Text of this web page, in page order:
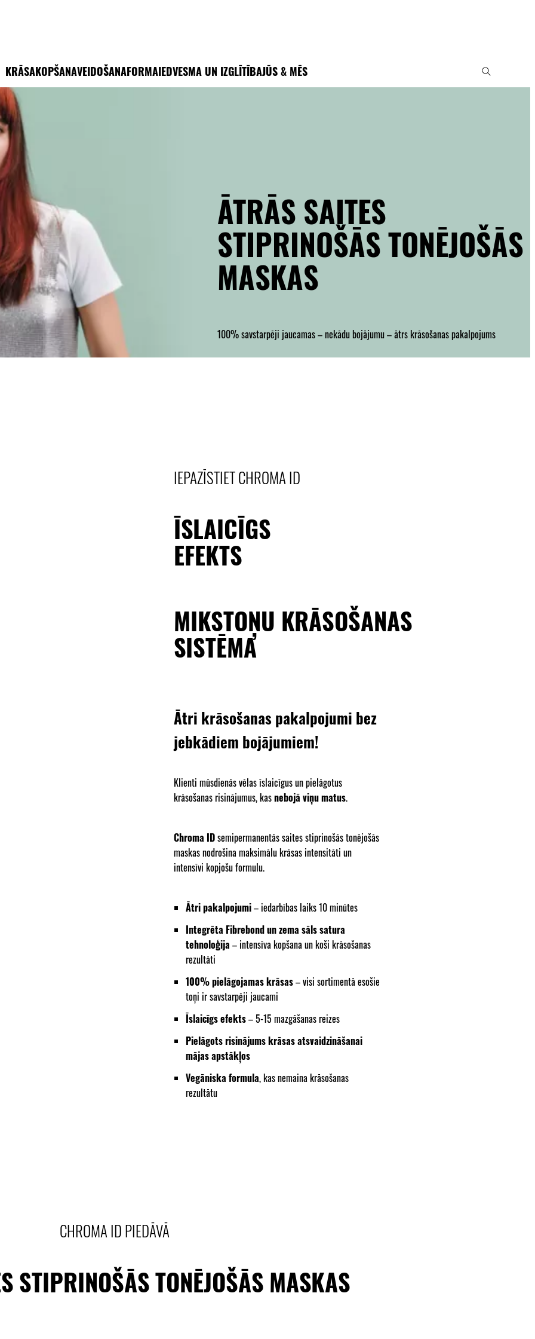
KRĀSAKOPŠANAVEIDOŠANAFORMAIEDVESMA UN IZGLĪTĪBAJŪS & MĒS
ĀTRĀS SAITES
STIPRINOŠĀS TONĒJOŠĀS
MASKAS
100% savstarpēji jaucamas – nekādu bojājumu – ātrs krāsošanas pakalpojums
IEPAZĪSTIET CHROMA ID
ĪSLAICĪGS
EFEKTS
MIKSTOŅU KRĀSOŠANAS
SISTĒMA
Ātri krāsošanas pakalpojumi bez
jebkādiem bojājumiem!
Klienti mūsdienās vēlas īslaicīgus un pielāgotus
krāsošanas risinājumus, kasnebojā viņu matus.
Chroma IDsemipermanentās saites stiprinošās tonējošās
maskas nodrošina maksimālu krāsas intensitāti un
intensīvi kopjošu formulu.
Ātri pakalpojumi– iedarbības laiks 10 minūtes
Integrēta Fibrebond un zema sāls satura
tehnoloģija – intensīva kopšana un koši krāsošanas
rezultāti
100% pielāgojamas krāsas– visi sortimentā esošie
toņi ir savstarpēji jaucami
Īslaicīgs efekts– 5-15 mazgāšanas reizes
Pielāgots risinājums krāsas atsvaidzināšanai
mājas apstākļos
Vegāniska formula, kas nemaina krāsošanas
rezultātu
CHROMA ID PIEDĀVĀ
STIPRINOŠĀS TONĒJOŠĀS MASKAS